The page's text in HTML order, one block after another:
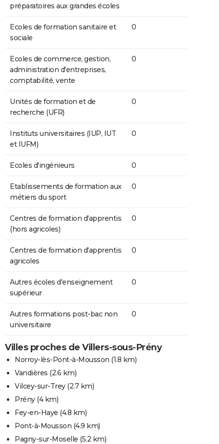
préparatoires aux grandes écoles
Ecoles de formation sanitaire et
sociale
0
Ecoles de commerce, gestion,
administration d'entreprises,
comptabilité, vente
0
Unités de formation et de
recherche (UFR)
0
Instituts universitaires (IUP, IUT
et IUFM)
0
Ecoles d'ingénieurs 0
Etablissements de formation aux
métiers du sport
0
Centres de formation d'apprentis
(hors agricoles)
0
Centres de formation d'apprentis
agricoles
0
Autres écoles d'enseignement
supérieur
0
Autres formations post-bac non
universitaire
0
Villes proches de Villers-sous-Prény
Norroy-lès-Pont-à-Mousson (1.8 km)
Vandières (2.6 km)
Vilcey-sur-Trey(2.7 km)
Prény(4 km)
Fey-en-Haye (4.8 km)
Pont-à-Mousson (4.9 km)
Pagny-sur-Moselle (5.2 km)